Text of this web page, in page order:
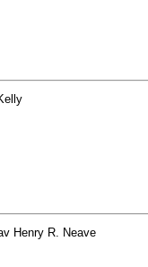
Henry R. Neave